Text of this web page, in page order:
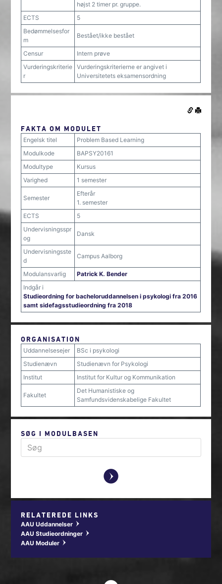
højst 2 timer pr. gruppe.
ECTS
5
Bedømmelsesfor
m
Bestået/ikke bestået
Censur
Intern prøve
Vurderingskriterie
r
Vurderingskriterierne er angivet i
Universitetets eksamensordning
FAKTA OM MODULET
Engelsk titel
Problem Based Learning
Modulkode
BAPSY20161
Modultype
Kursus
Varighed
1 semester
Semester
Efterår
1. semester
ECTS
5
Undervisningsspr
og
Dansk
Undervisningsste
d
Campus Aalborg
Modulansvarlig
Patrick K. Bender
Indgår i
Studieordning for bacheloruddannelsen i psykologi fra 2016
samt sidefagsstudieordning fra 2018
ORGANISATION
Uddannelsesejer
BSc i psykologi
Studienævn
Studienævn for Psykologi
Institut
Institut for Kultur og Kommunikation
Fakultet
Det Humanistiske og
Samfundsvidenskabelige Fakultet
SØG I MODULBASEN
y
RELATEREDE LINKS
AAU Uddannelser w
AAU Studieordninger w
AAU Moduler w